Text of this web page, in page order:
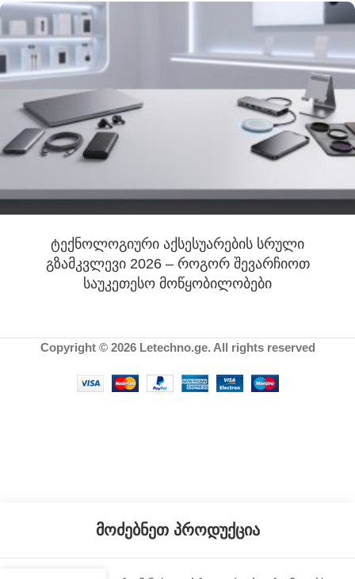
ტექნოლოგიური აქსესუარების სრული
გზამკვლევი 2026 – როგორ შევარჩიოთ
საუკეთესო მოწყობილობები
Copyright © 2026 Letechno.ge. All rights reserved